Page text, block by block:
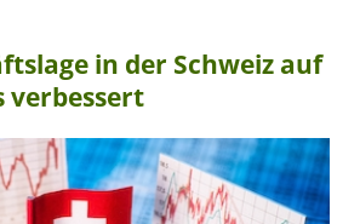
in der Schweiz auf
verbessert